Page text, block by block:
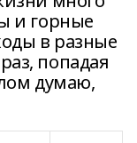
и горные
в разные
попадая
думаю,